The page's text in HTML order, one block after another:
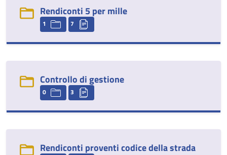
Rendiconti 5 per mille
1 7
Controllo di gestione
0 3
Rendiconti proventi codice della strada